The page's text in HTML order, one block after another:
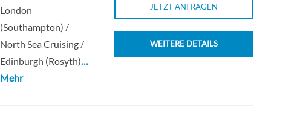
London
(Southampton) /
North Sea Cruising /
Edinburgh (Rosyth)…
Mehr
JETZT ANFRAGEN
WEITERE DETAILS